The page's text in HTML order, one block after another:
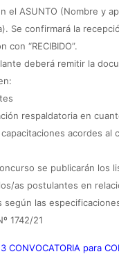
el ASUNTO (Nombre y
Se confirmará la
con “RECIBIDO”.
deberá remitir la
respaldatoria en
acordes al
se publicarán los
as postulantes en
según las
1742/21
CONVOCATORIA para